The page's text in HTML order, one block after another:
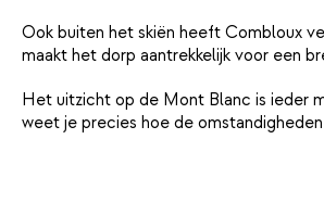
Ook buiten het skiën heeft Combloux
maakt het dorp aantrekkelijk voor een
Het uitzicht op de Mont Blanc is ieder
weet je precies hoe de